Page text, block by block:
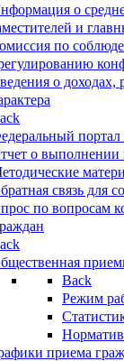
о
и
по
о доходах,
о выполнении
связь для
по вопросам
Back
Режим
приема